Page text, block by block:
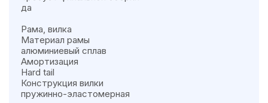
да
Рама, вилка
Материал рамы
алюминиевый сплав
Амортизация
Hard tail
Конструкция вилки
пружинно-эластомерная